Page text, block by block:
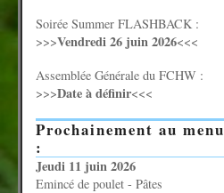
Soirée Summer FLASHBACK :
>>>Vendredi 26 juin 2026<<<
Assemblée Générale du FCHW :
>>>Date à définir<<<
Prochainement au menu
:
Jeudi 11 juin 2026
Emincé de poulet - Pâtes